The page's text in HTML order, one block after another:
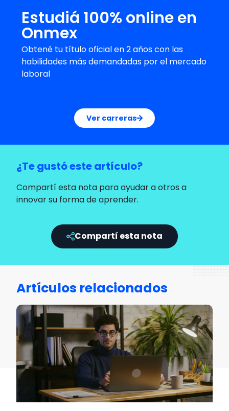
Estudiá 100% online en
Onmex
Obtené tu título oficial en 2 años con las
habilidades más demandadas por el mercado
laboral
Ver carreras
¿Te gustó este artículo?
Compartí esta nota para ayudar a otros a
innovar su forma de aprender.
Compartí esta nota
Artículos relacionados